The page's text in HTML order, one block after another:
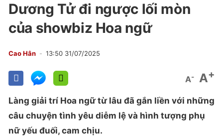
Dương Tử đi ngược lối mòn
của showbiz Hoa ngữ
Cao Hân 13:50 31/07/2025
A- A+
Làng giải trí Hoa ngữ từ lâu đã gắn liền với những
câu chuyện tình yêu diễm lệ và hình tượng phụ
nữ yếu đuối, cam chịu.